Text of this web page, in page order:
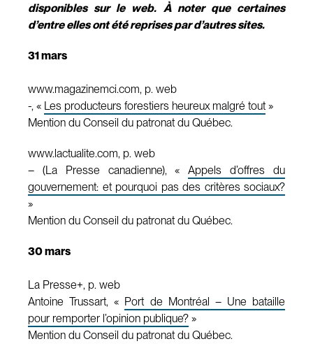
disponibles sur le web. À noter que certaines
d’entre elles ont été reprises par d’autres sites.
31 mars
www.magazinemci.com, p. web
-, « Les producteurs forestiers heureux malgré tout »
Mention du Conseil du patronat du Québec.
www.lactualite.com, p. web
– (La Presse canadienne), «Appels d’offres du
gouvernement: et pourquoi pas des critères sociaux?
»
Mention du Conseil du patronat du Québec.
30 mars
La Presse+, p. web
Antoine Trussart, « Port de Montréal – Une bataille
pour remporter l’opinion publique? »
Mention du Conseil du patronat du Québec.